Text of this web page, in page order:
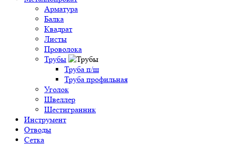
Арматура
Балка
Квадрат
Листы
Проволока
Трубы
Труба п/ш
Труба профильная
Уголок
Швеллер
Шестигранник
Инструмент
Отводы
Сетка